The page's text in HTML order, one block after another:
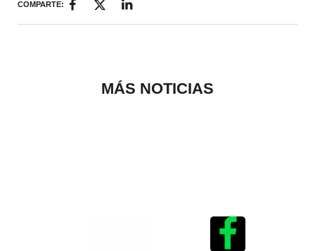
COMPARTE:
MÁS NOTICIAS